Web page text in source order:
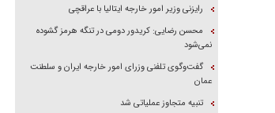
رایزنی وزیر امور خارجه ایتالیا با عراقچی
محسن رضایی: کریدور دومی در تنگه هرمز گشوده
نمی‌شود
گفت‌وگوی تلفنی وزرای امور خارجه ایران و سلطنت
عمان
تنبیه متجاوز عملیاتی شد